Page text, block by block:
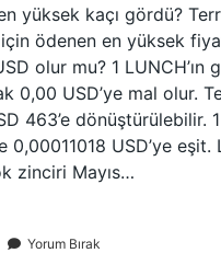
yüksek kaçı gördü?
ödenen en yüksek
olur mu? 1
0,00 USD’ye mal olur.
463’e dönüştürülebilir.
USD’ye eşit.
zinciri Mayıs…
Yorum Bırak